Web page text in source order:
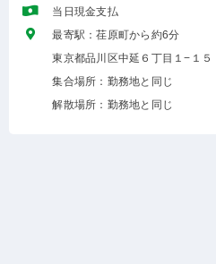
当日現金支払
最寄駅：荏原町から約6分
東京都品川区中延６丁目１−１５
集合場所：勤務地と同じ
解散場所：勤務地と同じ